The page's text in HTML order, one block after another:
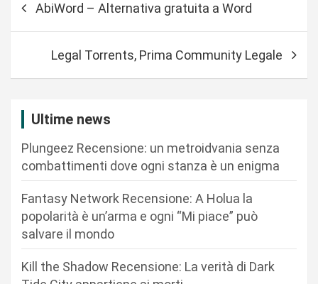
AbiWord – Alternativa gratuita a Word
Legal Torrents, Prima Community Legale
Ultime news
Plungeez Recensione: un metroidvania senza
combattimenti dove ogni stanza è un enigma
Fantasy Network Recensione: A Holua la
popolarità è un’arma e ogni “Mi piace” può
salvare il mondo
Kill the Shadow Recensione: La verità di Dark